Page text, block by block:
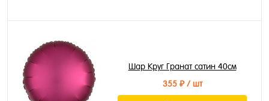
Шар Круг Гранат сатин 40см
355 ₽/ шт